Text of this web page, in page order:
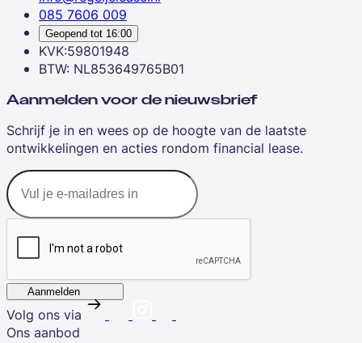
085 7606 009
Geopend tot 16:00
KVK:59801948
BTW: NL853649765B01
Aanmelden voor de nieuwsbrief
Schrijf je in en wees op de hoogte van de laatste
ontwikkelingen en acties rondom financial lease.
Aanmelden
Volg ons via
Ons aanbod